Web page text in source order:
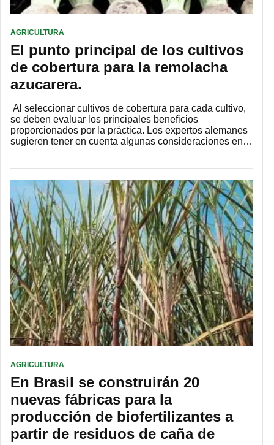
AGRICULTURA
El punto principal de los cultivos
de cobertura para la remolacha
azucarera.
Al seleccionar cultivos de cobertura para cada cultivo,
se deben evaluar los principales beneficios
proporcionados por la práctica. Los expertos alemanes
sugieren tener en cuenta algunas consideraciones en…
AGRICULTURA
En Brasil se construirán 20
nuevas fábricas para la
producción de biofertilizantes a
partir de residuos de caña de